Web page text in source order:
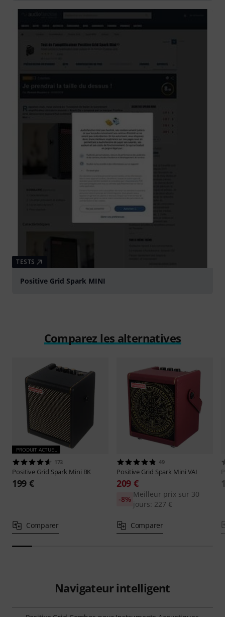
TESTS
Positive Grid Spark MINI
Comparez les alternatives
PRODUIT ACTUEL
173
Positive Grid Spark Mini BK
199 €
Comparer
49
Positive Grid Spark Mini VAI
209 €
Meilleur prix sur 30
jours: 227 €
-8%
Comparer
Navigateur intelligent